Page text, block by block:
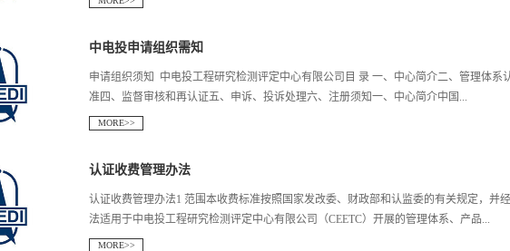
管理规定8.组织对 CEETC发放的相关文件和资料的管理规定 附件 1：认证标志使用方案
信息变更通报表 1.认证证书及标志的使用说明1.1认证证书和标志介绍1)认证证书：中
心有限公司（以下称CEETC）对受审核组织管理体系符合认证要求所颁发的证明文件，
志：CEETC对受审核组织管理体系符合认证要求所给予的认证标志。中心徽标的基本颜
下，中心徽标也可以使用除基本颜色以外的其他单一颜色。当用于认证证书时，中心徽
徽标只用于本中心的文件、认证证书、报告、宣传品、网页等，不允许也不授权其他任
认证标识的式样中心认证标识为中国电子工程设计院标志，标志为：中心认证标识的颜
志的使用获证组织可在对内、对外的各种宣传场合中使用认证证书和标志，以增加市场
中电投申请组织需知
申请组织须知 中电投工程研究检测评定中心有限公司目 录 一、中心简介二、管理体系
准四、监督审核和再认证五、申诉、投诉处理六、注册须知一、中心简介中国...
国家电子工程质检中心）、国家健康养老智能系统与装备质量检验检测中心（以下简称
心）、电子行业特种生产环境技术与装备研究测试中心（以下简称行业中心）、工业节
中电投工程研究检测评定中心有限公司（以下简称中电投检测中心）。国家电子工程质
检中心和行业中心是国家级质检中心，授权证书（CAL）编号：2019国认监认字（665）
MORE>>
认证收费管理办法
认证收费管理办法1 范围本收费标准按照国家发改委、财政部和认监委的有关规定，并
法适用于中电投工程研究检测评定中心有限公司（CEETC）开展的管理体系、产品...
MORE>>